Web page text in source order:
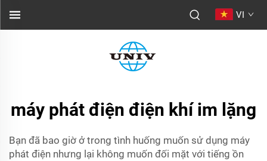
VI
máy phát điện điện khí im lặng
Bạn đã bao giờ ở trong tình huống muốn sử dụng máy
phát điện nhưng lại không muốn đối mặt với tiếng ồn